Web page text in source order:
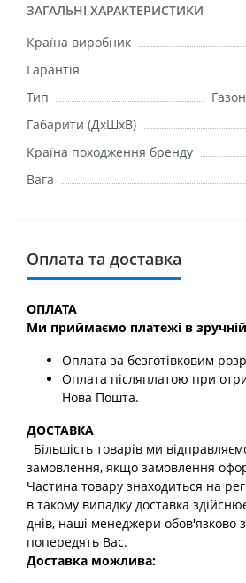
ЗАГАЛЬНІ ХАРАКТЕРИСТИКИ
Країна виробник
Гарантія
Тип
Габарити (ДхШхВ)
Країна походження бренду
Вага
Оплата та доставка
ОПЛАТА
Ми приймаємо платежі в
Оплата за безготівковим
Оплата післяплатою при
Нова Пошта.
ДОСТАВКА
Більшість товарів ми
замовлення, якщо замовлення
Частина товару знаходиться на
в такому випадку доставка
днів, наші менеджери обов'язково
попередять Вас.
Доставка можлива: